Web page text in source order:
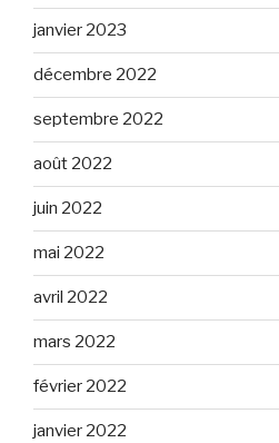
janvier 2023
décembre 2022
septembre 2022
août 2022
juin 2022
mai 2022
avril 2022
mars 2022
février 2022
janvier 2022